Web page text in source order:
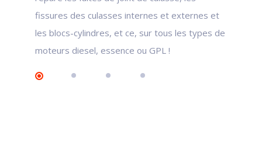
fissures des culasses internes et externes et
les blocs-cylindres, et ce, sur tous les types de
moteurs diesel, essence ou GPL !